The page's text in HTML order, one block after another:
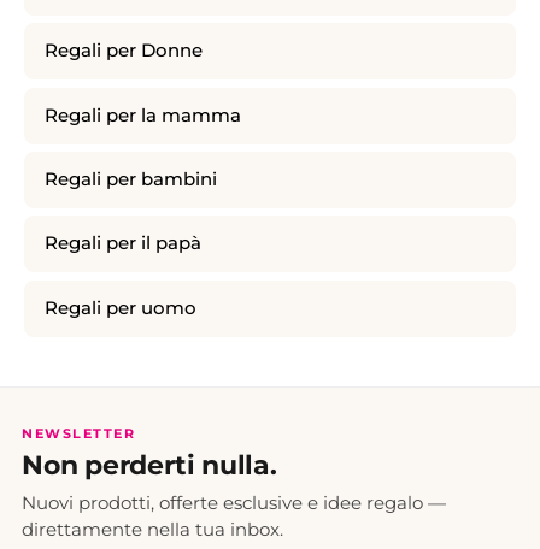
Regali per Donne
Regali per la mamma
Regali per bambini
Regali per il papà
Regali per uomo
NEWSLETTER
Non perderti nulla.
Nuovi prodotti, offerte esclusive e idee regalo —
direttamente nella tua inbox.